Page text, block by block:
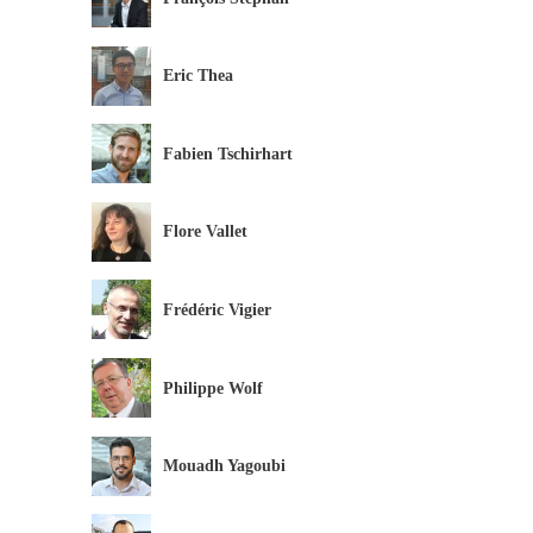
Eric Thea
Fabien Tschirhart
Flore Vallet
Frédéric Vigier
Philippe Wolf
Mouadh Yagoubi